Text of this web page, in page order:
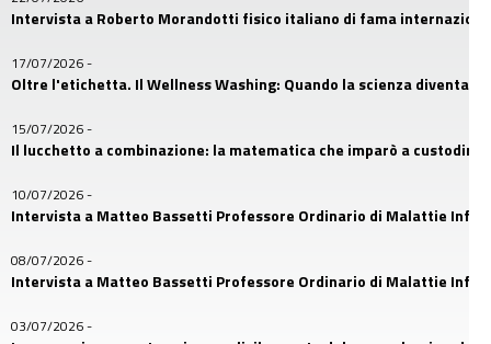
Intervista a Roberto Morandotti fisico italiano di fama
17/07/2026-
Oltre l'etichetta. Il Wellness Washing: Quando la scienza diventa
15/07/2026-
Il lucchetto a combinazione: la matematica che imparò a custodire
10/07/2026-
Intervista a Matteo Bassetti Professore Ordinario di Malattie
08/07/2026-
Intervista a Matteo Bassetti Professore Ordinario di Malattie
03/07/2026-